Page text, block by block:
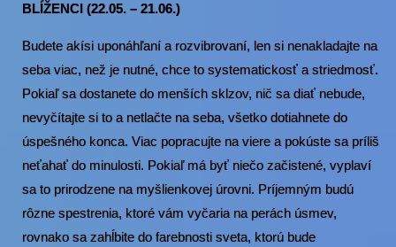
BLÍŽENCI (22.05. – 21.06.)
Budete akísi uponáhľaní a rozvibrovaní, len si nenakladajte na
seba viac, než je nutné, chce to systematickosť a striedmosť.
Pokiaľ sa dostanete do menších sklzov, nič sa diať nebude,
nevyčítajte si to a netlačte na seba, všetko dotiahnete do
úspešného konca. Viac popracujte na viere a pokúste sa príliš
neťahať do minulosti. Pokiaľ má byť niečo začistené, vyplaví
sa to prirodzene na myšlienkovej úrovni. Príjemným budú
rôzne spestrenia, ktoré vám vyčaria na perách úsmev,
rovnako sa zahĺbite do farebnosti sveta, ktorú bude